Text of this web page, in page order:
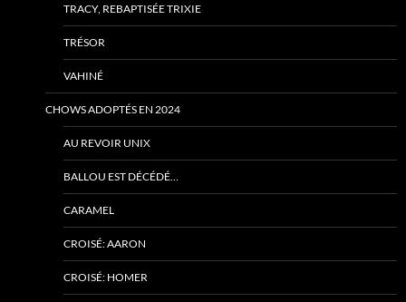
TRACY, REBAPTISÉE TRIXIE
TRÉSOR
VAHINÉ
CHOWS ADOPTÉS EN 2024
AU REVOIR UNIX
BALLOU EST DÉCÉDÉ…
CARAMEL
CROISÉ: AARON
CROISÉ: HOMER